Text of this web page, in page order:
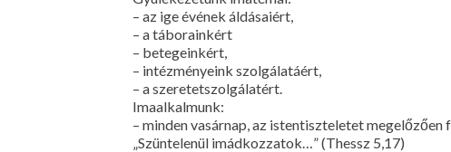
– az ige évének áldásaiért,
– a táborainkért
– betegeinkért,
– intézményeink szolgálatáért,
– a szeretetszolgálatért.
Imaalkalmunk:
– minden vasárnap, az istentiszteletet
„Szüntelenül imádkozzatok…” (Thessz 5,17)